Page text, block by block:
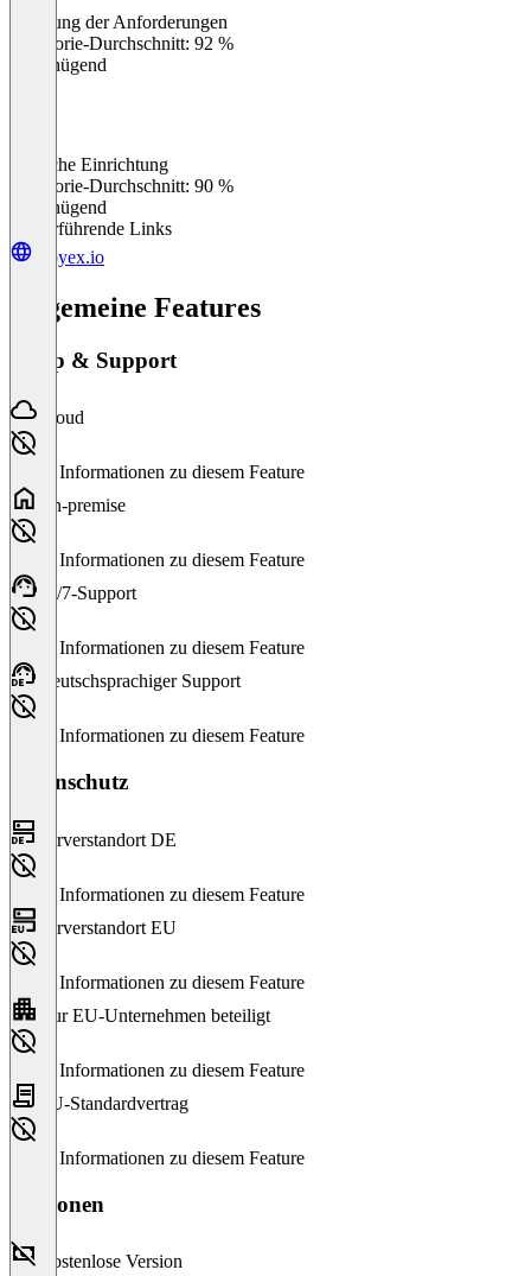
Erfüllung der Anforderungen
Kategorie-Durchschnitt: 92 %
Ungenügend
Einfache Einrichtung
Kategorie-Durchschnitt: 90 %
Ungenügend
Weiterführende Links
proyex.io
Allgemeine Features
Setup & Support
Cloud
Keine Informationen zu diesem Feature
On-premise
Keine Informationen zu diesem Feature
24/7-Support
Keine Informationen zu diesem Feature
Deutschsprachiger Support
Keine Informationen zu diesem Feature
Datenschutz
Serverstandort DE
Keine Informationen zu diesem Feature
Serverstandort EU
Keine Informationen zu diesem Feature
Nur EU-Unternehmen beteiligt
Keine Informationen zu diesem Feature
EU-Standardvertrag
Keine Informationen zu diesem Feature
Versionen
Kostenlose Version